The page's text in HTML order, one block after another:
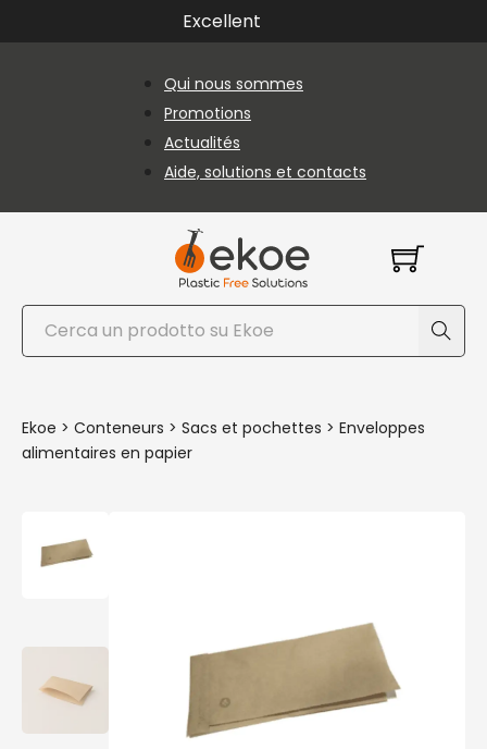
Passer au contenu principal
Passer au pied de page
Excellent
Qui nous sommes
Promotions
Actualités
Aide, solutions et contacts
Rechercher
Ekoe > Conteneurs > Sacs et pochettes > Enveloppes
alimentaires en papier